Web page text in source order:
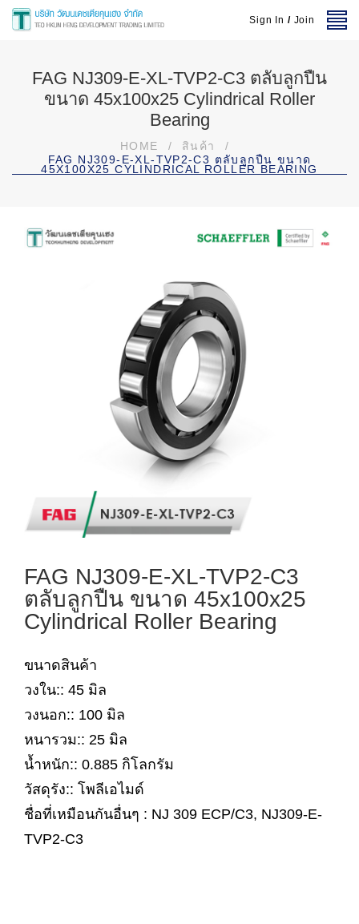
Sign In / Join
FAG NJ309-E-XL-TVP2-C3 ตลับลูกปืน
ขนาด 45x100x25 Cylindrical Roller
Bearing
HOME / สินค้า
/
FAG NJ309-E-XL-TVP2-C3 ตลับลูกปืน ขนาด
45X100X25 CYLINDRICAL ROLLER BEARING
FAG NJ309-E-XL-TVP2-C3
ตลับลูกปืน ขนาด 45x100x25
Cylindrical Roller Bearing
ขนาดสินค้า
วงใน:: 45 มิล
วงนอก:: 100 มิล
หนารวม:: 25 มิล
น้ำหนัก:: 0.885 กิโลกรัม
วัสดุรัง:: โพลีเอไมด์
ชื่อที่เหมือนกันอื่นๆ : NJ 309 ECP/C3, NJ309-E-
TVP2-C3